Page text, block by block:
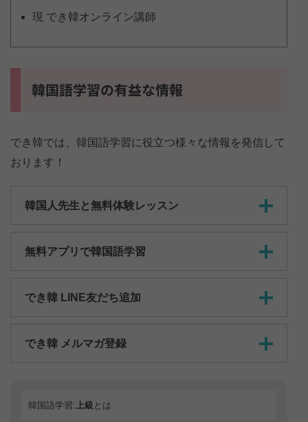
現 でき韓オンライン講師
韓国語学習の有益な情報
でき韓では、韓国語学習に役立つ様々な情報を発信して
おります！
韓国人先生と無料体験レッスン
無料アプリで韓国語学習
でき韓 LINE友だち追加
でき韓 メルマガ登録
韓国語学習: 上級 とは